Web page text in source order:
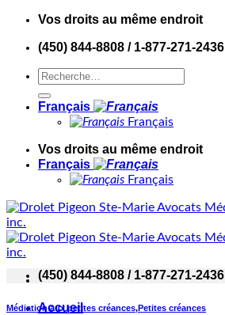
Skip
content
Vos droits au même endroit
(450) 844-8808 / 1-877-271-2436
Français
Français
Vos droits au même endroit
Français
Français
Accueil
(450) 844-8808 / 1-877-271-2436
Médiation aux petites créances,Petites créances